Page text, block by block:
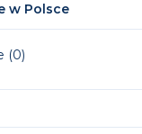
w Polsce
(0)